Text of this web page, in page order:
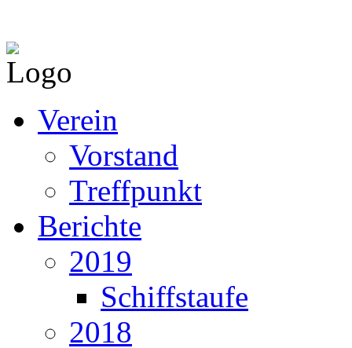
Verein
Vorstand
Treffpunkt
Berichte
2019
Schiffstaufe
2018